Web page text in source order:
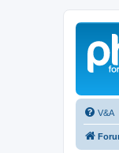
V&A